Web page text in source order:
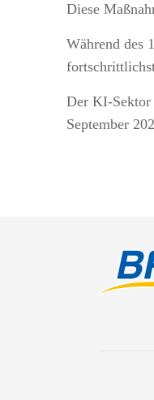
Diese
Während des
Der KI-Sektor
September